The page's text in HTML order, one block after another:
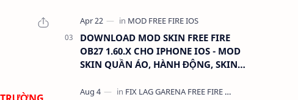
DOWNLOAD MOD SKIN FREE FIRE
OB27 1.60.X CHO IPHONE IOS - MOD
SKIN QUẦN ÁO, HÀNH ĐỘNG, SKIN